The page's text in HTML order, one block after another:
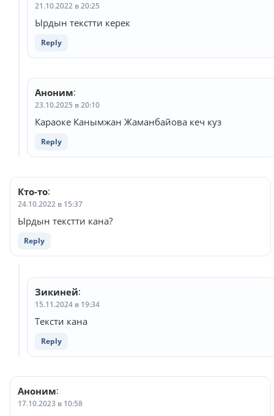
21.10.2022 в 20:25
Ырдын текстти керек
Reply
Аноним:
23.10.2025 в 20:10
Караоке Канымжан Жаманбайова кеч куз
Reply
Кто-то:
24.10.2022 в 15:37
Ырдын текстти кана?
Reply
Зикиней:
15.11.2024 в 19:34
Тексти кана
Reply
Аноним:
17.10.2023 в 10:58